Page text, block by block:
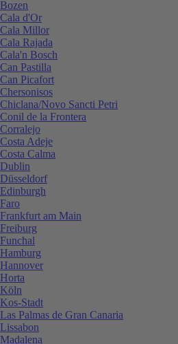
Bozen
Cala d'Or
Cala Millor
Cala Rajada
Cala'n Bosch
Can Pastilla
Can Picafort
Chersonisos
Chiclana/Novo Sancti Petri
Conil de la Frontera
Corralejo
Costa Adeje
Costa Calma
Dublin
Düsseldorf
Edinburgh
Faro
Frankfurt am Main
Freiburg
Funchal
Hamburg
Hannover
Horta
Köln
Kos-Stadt
Las Palmas de Gran Canaria
Lissabon
Madalena